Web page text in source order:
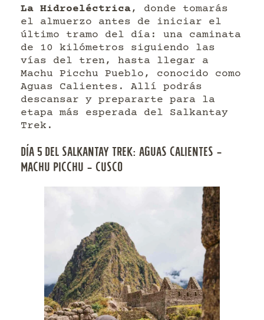
La Hidroeléctrica, donde tomarás
el almuerzo antes de iniciar el
último tramo del día: una caminata
de 10 kilómetros siguiendo las
vías del tren, hasta llegar a
Machu Picchu Pueblo, conocido como
Aguas Calientes. Allí podrás
descansar y prepararte para la
etapa más esperada del Salkantay
Trek.
DÍA 5 DEL SALKANTAY TREK: AGUAS CALIENTES –
MACHU PICCHU – CUSCO